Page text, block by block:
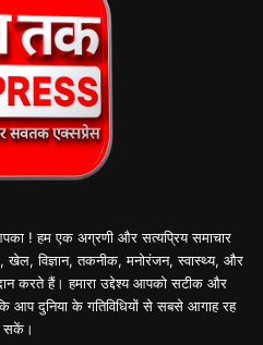
! हम एक अग्रणी और सत्यप्रिय समाचार
विज्ञान, तकनीक, मनोरंजन, स्वास्थ्य, और
करते हैं। हमारा उद्देश्य आपको सटीक और
आप दुनिया के गतिविधियों से सबसे आगाह रह
सकें।